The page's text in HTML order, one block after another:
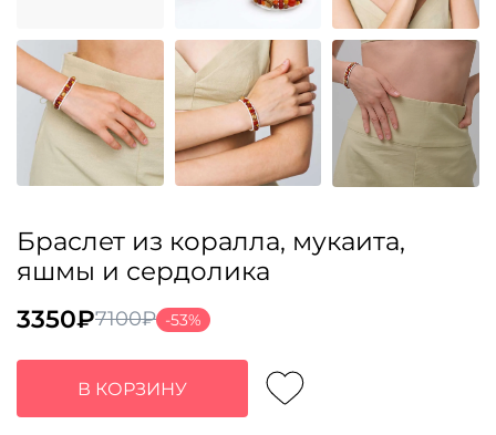
Браслет из коралла, мукаита,
яшмы и сердолика
7100₽
Первоначальная
цена
составляла
7100₽.
3350₽
Текущая
цена:
3350₽.
-53%
В КОРЗИНУ